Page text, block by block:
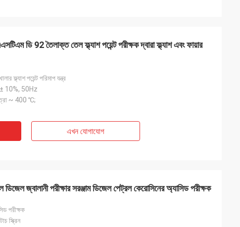
ডি 92 তৈলাক্ত তেল ফ্ল্যাশ পয়েন্ট পরীক্ষক দ্বারা ফ্ল্যাশ এবং ফায়ার
ফ্ল্যাশ পয়েন্ট পরিমাপ যন্ত্র
10%, 50Hz
~ 400 ℃;
এখন যোগাযোগ
জ্বালানী পরীক্ষার সরঞ্জাম ডিজেল পেট্রল কেরোসিনের অ্যাসিড পরীক্ষক
পরীক্ষক
স্ক্রিন